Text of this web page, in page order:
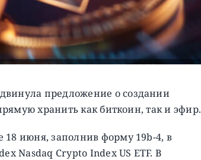
предложение о создании
хранить как биткоин, так и эфир.
18 июня, заполнив форму 19b-4, в
Nasdaq Crypto Index US ETF. В